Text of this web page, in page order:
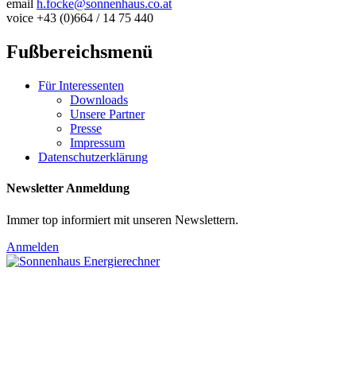
email h.focke@sonnenhaus.co.at
voice +43 (0)664 / 14 75 440
Fußbereichsmenü
Für Interessenten
Downloads
Unsere Partner
Presse
Impressum
Datenschutzerklärung
Newsletter Anmeldung
Immer top informiert mit unseren Newslettern.
Anmelden